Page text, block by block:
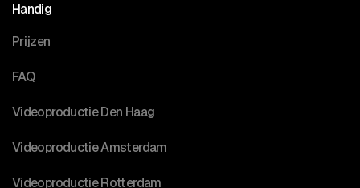
Handig
Prijzen
FAQ
Videoproductie Den Haag
Videoproductie Amsterdam
Videoproductie Rotterdam